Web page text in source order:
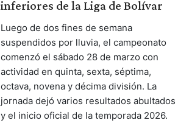
inferiores de la Liga de Bolívar
Luego de dos fines de semana
suspendidos por lluvia, el campeonato
comenzó el sábado 28 de marzo con
actividad en quinta, sexta, séptima,
octava, novena y décima división. La
jornada dejó varios resultados abultados
y el inicio oficial de la temporada 2026.